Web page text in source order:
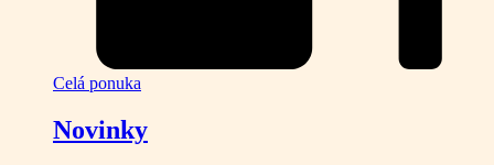
Celá ponuka
Novinky